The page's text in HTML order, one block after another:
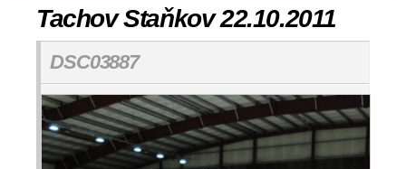
Tachov Staňkov 22.10.2011
DSC03887